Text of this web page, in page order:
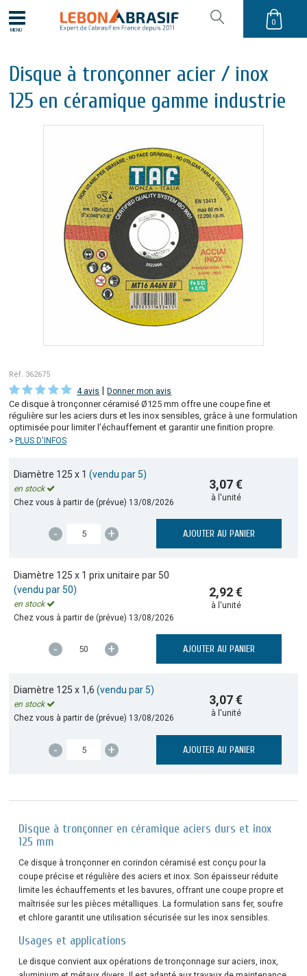
MENU
0
Disque à tronçonner acier / inox
125 en céramique gamme industrie
Réf. 362675
4 avis |Donner mon avis
Ce disque à tronçonner céramisé Ø125 mm offre une coupe fine et
régulière sur les aciers durs et les inox sensibles, grâce à une formulation
optimisée pour limiter l’échauffement et garantir une finition propre.
PLUS D'INFOS
Diamètre 125 x 1(vendu par 5)
en stock
Chez vous à partir de (prévue) 13/08/2026
3,07 €
à l'unité
- + AJOUTER AU PANIER
Diamètre 125 x 1 prix unitaire par 50
(vendu par 50)
en stock
Chez vous à partir de (prévue) 13/08/2026
2,92 €
à l'unité
- + AJOUTER AU PANIER
Diamètre 125 x 1,6(vendu par 5)
en stock
Chez vous à partir de (prévue) 13/08/2026
3,07 €
à l'unité
- + AJOUTER AU PANIER
Disque à tronçonner en céramique aciers durs et inox
125 mm
Ce disque à tronçonner en corindon céramisé est conçu pour la
coupe précise et régulière des aciers et inox. Son épaisseur réduite
limite les échauffements et les bavures, offrant une coupe propre et
maîtrisée sur les pièces métalliques. La formulation sans fer, soufre
et chlore garantit une utilisation sécurisée sur les inox sensibles.
Usages et applications
Le disque convient aux opérations de tronçonnage sur aciers, inox,